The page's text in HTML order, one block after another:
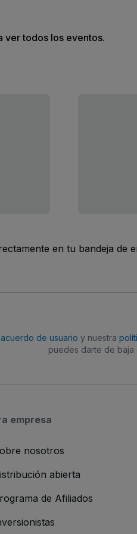
ver todos los eventos.
en tu bandeja de
acuerdo de usuario y nuestra
puedes darte de baja
empresa
nosotros
abierta
de Afiliados